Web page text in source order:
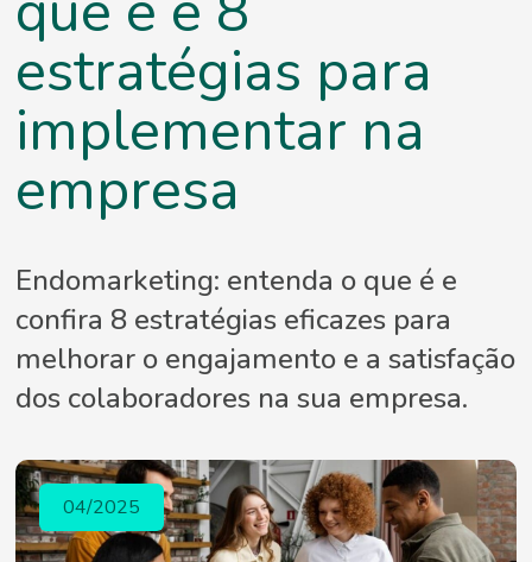
estratégias para
implementar na
empresa
Endomarketing: entenda o que é e
confira 8 estratégias eficazes para
melhorar o engajamento e a satisfação
dos colaboradores na sua empresa.
04/2025